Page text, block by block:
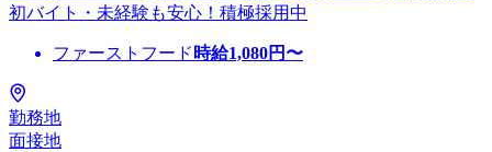
初バイト・未経験も安心！積極採用中
ファーストフード 時給1,080円〜
勤務地
面接地